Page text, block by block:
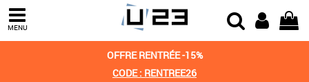
MENU
OFFRE RENTRÉE -15%
CODE : RENTREE26